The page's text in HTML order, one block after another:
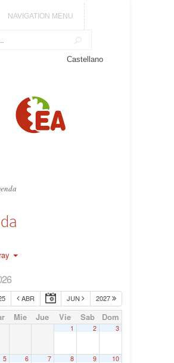
NAVIGATION MENU
Castellano
ABR JUN 2027
Mie Jue Vie Sab Dom
1 2 3
5 6 7 8 9 10